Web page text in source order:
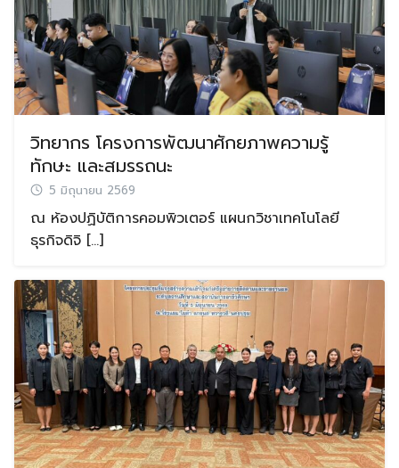
วิทยากร โครงการพัฒนาศักยภาพความรู้
ทักษะ และสมรรถนะ
5 มิถุนายน 2569
ณ ห้องปฏิบัติการคอมพิวเตอร์ แผนกวิชาเทคโนโลยี
ธุรกิจดิจิ […]